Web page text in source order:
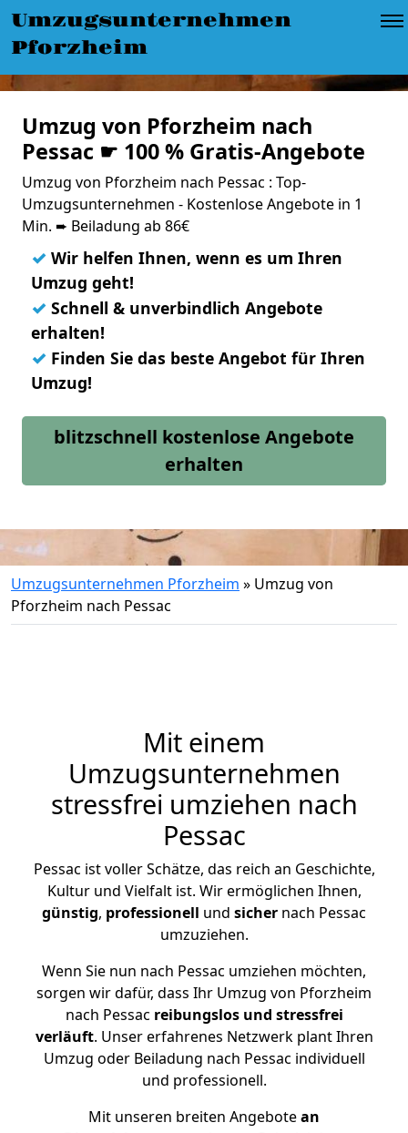
Umzugsunternehmen
Pforzheim
Umzug von Pforzheim nach
Pessac ☛ 100 % Gratis-Angebote
Umzug von Pforzheim nach Pessac : Top-
Umzugsunternehmen - Kostenlose Angebote in 1
Min. ➨ Beiladung ab 86€
✓ Wir helfen Ihnen, wenn es um Ihren
Umzug geht!
✓ Schnell & unverbindlich Angebote
erhalten!
✓ Finden Sie das beste Angebot für Ihren
Umzug!
blitzschnell kostenlose Angebote
erhalten
Umzugsunternehmen Pforzheim » Umzug von
Pforzheim nach Pessac
Mit einem
Umzugsunternehmen
stressfrei umziehen nach
Pessac
Pessac ist voller Schätze, das reich an Geschichte,
Kultur und Vielfalt ist. Wir ermöglichen Ihnen,
günstig, professionell und sicher nach Pessac
umzuziehen.
Wenn Sie nun nach Pessac umziehen möchten,
sorgen wir dafür, dass Ihr Umzug von Pforzheim
nach Pessac reibungslos und stressfrei
verläuft. Unser erfahrenes Netzwerk plant Ihren
Umzug oder Beiladung nach Pessac individuell
und professionell.
Mit unseren breiten Angebotean